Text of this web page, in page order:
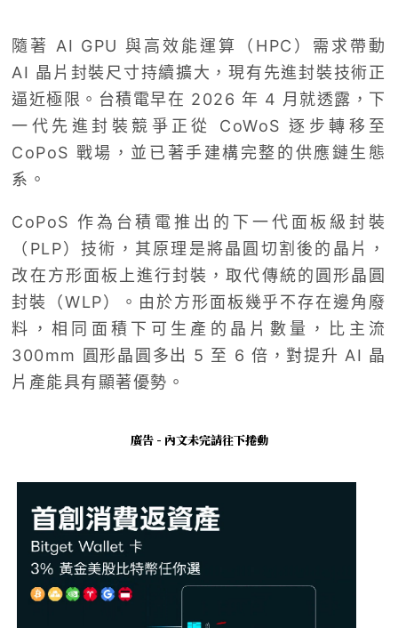
隨著 AI GPU 與高效能運算（HPC）需求帶動
AI 晶片封裝尺寸持續擴大，現有先進封裝技術正
逼近極限。台積電早在 2026 年 4 月就透露，下
一代先進封裝競爭正從 CoWoS 逐步轉移至
CoPoS 戰場，並已著手建構完整的供應鏈生態
系。
CoPoS 作為台積電推出的下一代面板級封裝
（PLP）技術，其原理是將晶圓切割後的晶片，
改在方形面板上進行封裝，取代傳統的圓形晶圓
封裝（WLP）。由於方形面板幾乎不存在邊角廢
料，相同面積下可生產的晶片數量，比主流
300mm 圓形晶圓多出 5 至 6 倍，對提升 AI 晶
片產能具有顯著優勢。
廣告 - 內文未完請往下捲動